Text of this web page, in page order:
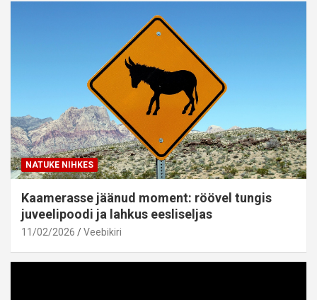
NATUKE NIHKES
Kaamerasse jäänud moment: röövel tungis
juveelipoodi ja lahkus eesliseljas
11/02/2026 Veebikiri